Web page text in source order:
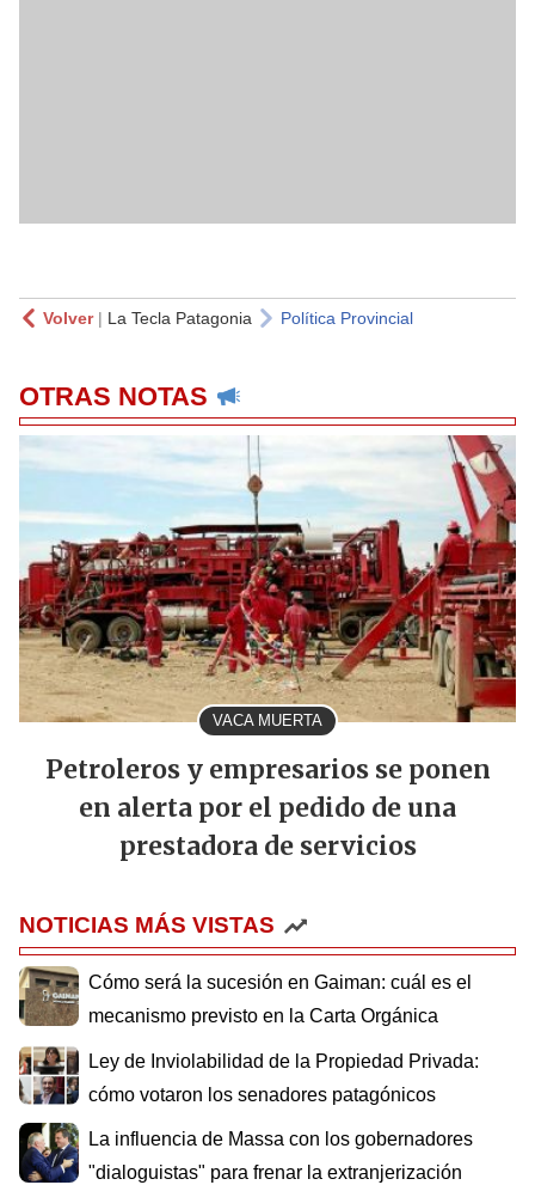
Volver| La Tecla Patagonia Política Provincial
OTRAS NOTAS
VACA MUERTA
Petroleros y empresarios se ponen
en alerta por el pedido de una
prestadora de servicios
NOTICIAS MÁS VISTAS
Cómo será la sucesión en Gaiman: cuál es el
mecanismo previsto en la Carta Orgánica
Ley de Inviolabilidad de la Propiedad Privada:
cómo votaron los senadores patagónicos
La influencia de Massa con los gobernadores
"dialoguistas" para frenar la extranjerización